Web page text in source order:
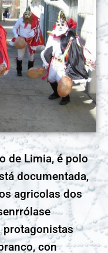
de Limia, é polo
documentada,
agricolas dos
protagonistas
con